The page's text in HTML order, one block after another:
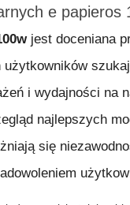
e papieros
jest doceniana
użytkowników
i wydajności na
najlepszych
się